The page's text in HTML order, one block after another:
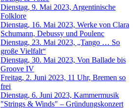
Dienstag, 9. Mai 2023, Argentinische
Folklore
Dienstag, 16. Mai 2023, Werke von Clara
Schumann, Debussy und Poulenc
Dienstag, 23. Mai 2023, „Tango … So
große Vielfalt“
Dienstag, 30. Mai 2023, Von Ballade bis
Groove IV
Freitag, 2. Juni 2023, 11 Uhr, Bremen so
frei
Dienstag, 6. Juni 2023, Kammermusik
"Strings & Winds" – Gründungskonzert